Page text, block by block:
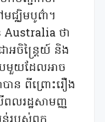
ឈិមបូព៌ា។
Australia ថា
អចិន្ត្រៃយ៍ និង
យមួយដែលអាច
ាន ពីព្រោះរឿង
លរដ្ឋសាមញ្ញ